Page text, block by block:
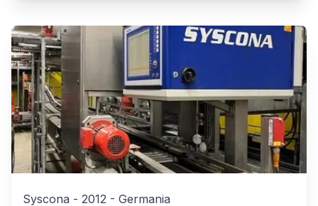
Syscona - 2012 - Germania